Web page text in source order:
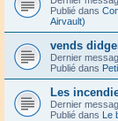
Publié dans
Airvault)
vends
Dernier
Publié dans
Les
Dernier
Publié dans Le